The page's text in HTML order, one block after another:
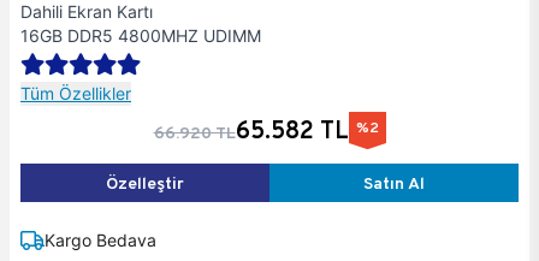
Dahili Ekran Kartı
16GB DDR5 4800MHZ UDIMM
Tüm Özellikler
66.920 TL65.582 TL %2
Özelleştir Satın Al
Kargo Bedava